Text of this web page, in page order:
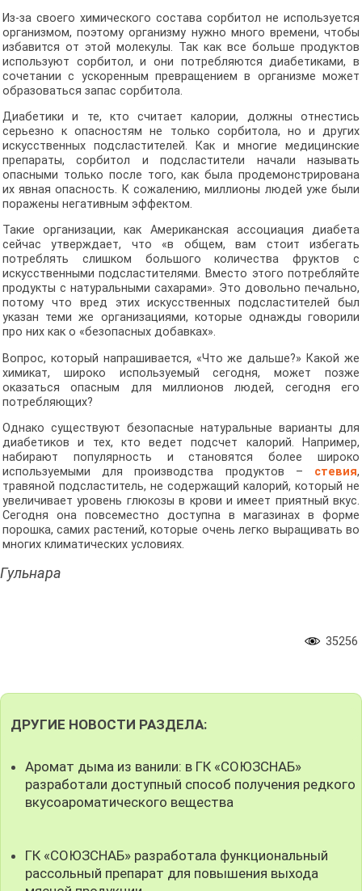
Из-за своего химического состава сорбитол не используется
организмом, поэтому организму нужно много времени, чтобы
избавится от этой молекулы. Так как все больше продуктов
используют сорбитол, и они потребляются диабетиками, в
сочетании с ускоренным превращением в организме может
образоваться запас сорбитола.
Диабетики и те, кто считает калории, должны отнестись
серьезно к опасностям не только сорбитола, но и других
искусственных подсластителей. Как и многие медицинские
препараты, сорбитол и подсластители начали называть
опасными только после того, как была продемонстрирована
их явная опасность. К сожалению, миллионы людей уже были
поражены негативным эффектом.
Такие организации, как Американская ассоциация диабета
сейчас утверждает, что «в общем, вам стоит избегать
потреблять слишком большого количества фруктов с
искусственными подсластителями. Вместо этого потребляйте
продукты с натуральными сахарами». Это довольно печально,
потому что вред этих искусственных подсластителей был
указан теми же организациями, которые однажды говорили
про них как о «безопасных добавках».
Вопрос, который напрашивается, «Что же дальше?» Какой же
химикат, широко используемый сегодня, может позже
оказаться опасным для миллионов людей, сегодня его
потребляющих?
Однако существуют безопасные натуральные варианты для
диабетиков и тех, кто ведет подсчет калорий. Например,
набирают популярность и становятся более широко
используемыми для производства продуктов – стевия,
травяной подсластитель, не содержащий калорий, который не
увеличивает уровень глюкозы в крови и имеет приятный вкус.
Сегодня она повсеместно доступна в магазинах в форме
порошка, самих растений, которые очень легко выращивать во
многих климатических условиях.
Гульнара
35256
ДРУГИЕ НОВОСТИ РАЗДЕЛА:
Аромат дыма из ванили: в ГК «СОЮЗСНАБ»
разработали доступный способ получения редкого
вкусоароматического вещества
ГК «СОЮЗСНАБ» разработала функциональный
рассольный препарат для повышения выхода